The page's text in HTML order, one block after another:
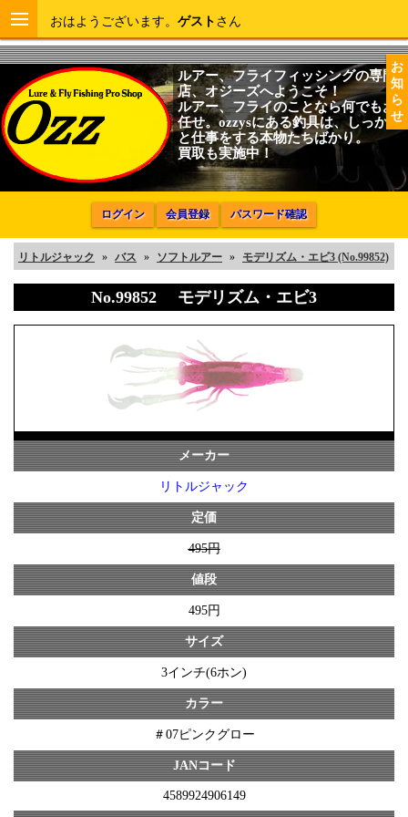
お
知
ら
せ
おはようございます。 ゲスト さん
ルアー、フライフィッシングの専門
店、オジーズへようこそ！
ルアー、フライのことなら何でもお
任せ。ozzysにある釣具は、しっかり
と仕事をする本物たちばかり。
買取も実施中！
ログイン 会員登録 パスワード確認
リトルジャック » バス » ソフトルアー » モデリズム・エビ3 (No.99852)
No.99852 モデリズム・エビ3
メーカー
リトルジャック
定価
495円
値段
495円
サイズ
3インチ(6ホン)
カラー
＃07ピンクグロー
JANコード
4589924906149